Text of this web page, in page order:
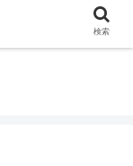
検索